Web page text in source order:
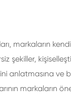
markaların
şekiller,
anlatmasına ve
markaların